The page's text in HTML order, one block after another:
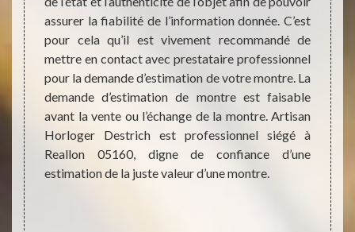
d’un
êtes
assurer la fiabilité de l’information donnée. C’est
pour cela qu’il est vivement recommandé de
mettre en contact avec prestataire professionnel
pour la demande d’estimation de votre montre. La
demande d’estimation de montre est faisable
avant la vente ou l’échange de la montre. Artisan
Horloger Destrich est professionnel siégé à
Reallon 05160, digne de confiance d’une
estimation de la juste valeur d’une montre.
de
trop